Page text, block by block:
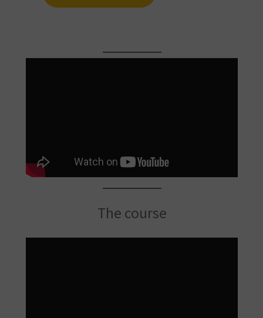
The course